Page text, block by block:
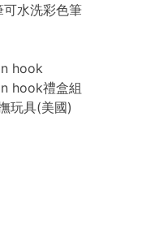
水洗彩色筆
hook
hook禮盒組
玩具(美國)